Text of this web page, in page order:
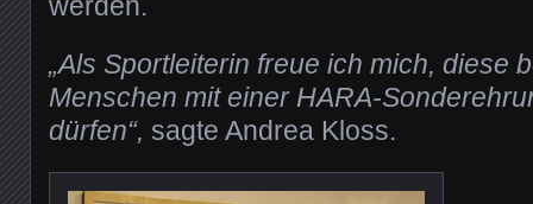
„Als Sportleiterin freue ich mich, diese
Menschen mit einer HARA-
dürfen“, sagte Andrea Kloss.